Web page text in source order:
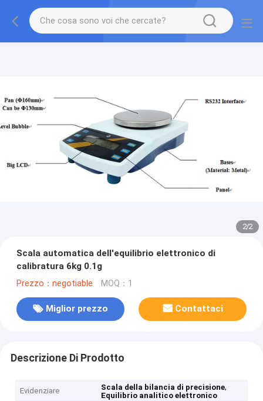
2/2
Scala automatica dell'equilibrio elettronico di
calibratura 6kg 0.1g
Prezzo：negotiable MOQ：1
Miglior prezzo Contattaci
Descrizione Di Prodotto
Evidenziare Scala della bilancia di precisione,
Equilibrio analitico elettronico